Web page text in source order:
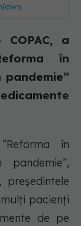
COPAC, a
în
în
mulți pacienți
de pe